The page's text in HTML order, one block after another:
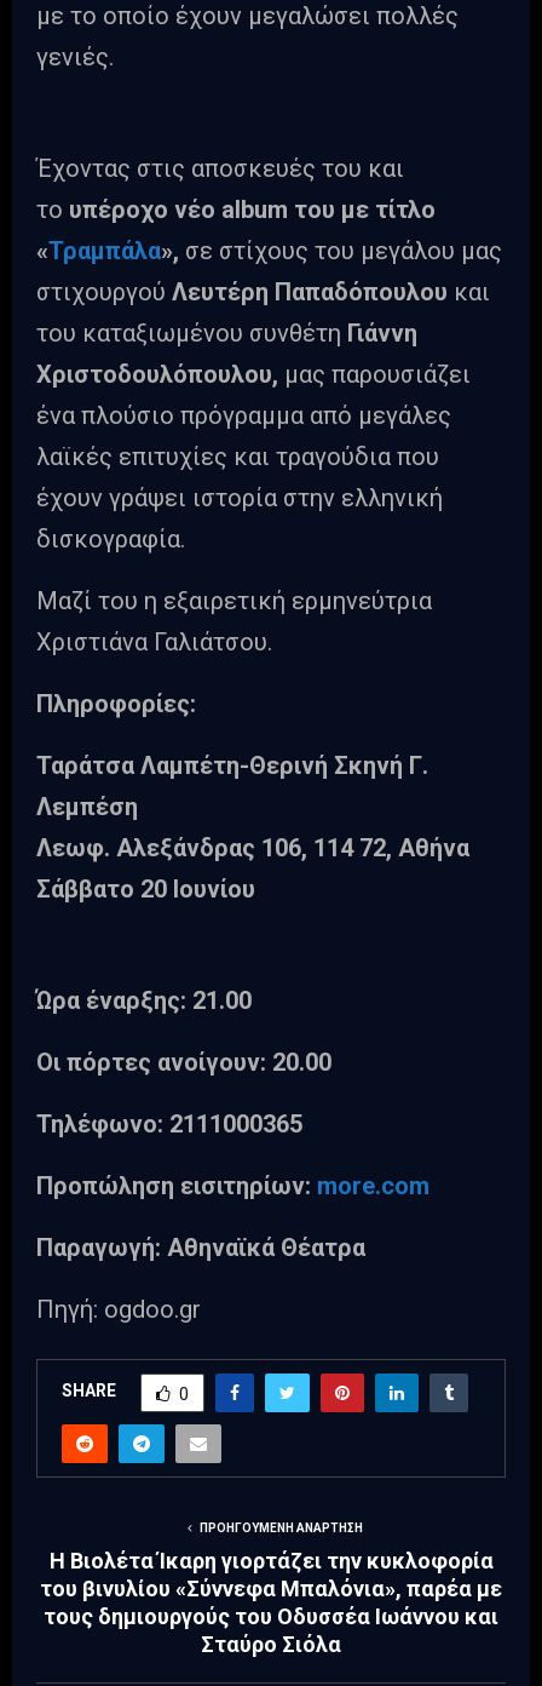
με το οποίο έχουν μεγαλώσει πολλές
γενιές.
Έχοντας στις αποσκευές του και
το υπέροχο νέο album του με τίτλο
«Τραμπάλα», σε στίχους του μεγάλου μας
στιχουργού Λευτέρη Παπαδόπουλου και
του καταξιωμένου συνθέτη Γιάννη
Χριστοδουλόπουλου, μας παρουσιάζει
ένα πλούσιο πρόγραμμα από μεγάλες
λαϊκές επιτυχίες και τραγούδια που
έχουν γράψει ιστορία στην ελληνική
δισκογραφία.
Μαζί του η εξαιρετική ερμηνεύτρια
Χριστιάνα Γαλιάτσου.
Πληροφορίες:
Ταράτσα Λαμπέτη-Θερινή Σκηνή Γ.
Λεμπέση
Λεωφ. Αλεξάνδρας 106, 114 72, Αθήνα
Σάββατο 20 Ιουνίου
Ώρα έναρξης: 21.00
Οι πόρτες ανοίγουν: 20.00
Τηλέφωνο: 2111000365
Προπώληση εισιτηρίων: more.com
Παραγωγή: Αθηναϊκά Θέατρα
Πηγή: ogdoo.gr
SHARE 0
ΠΡΟΗΓΟΎΜΕΝΗ ΑΝΆΡΤΗΣΗ
Η Βιολέτα Ίκαρη γιορτάζει την κυκλοφορία
του βινυλίου «Σύννεφα Μπαλόνια», παρέα με
τους δημιουργούς του Οδυσσέα Ιωάννου και
Σταύρο Σιόλα